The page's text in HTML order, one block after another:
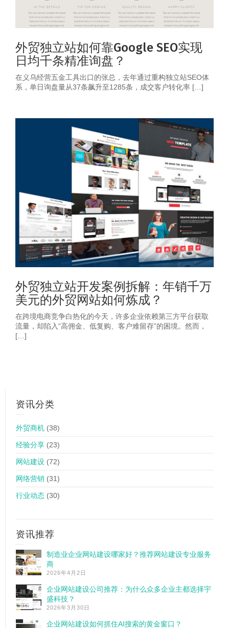
外贸独立站如何靠Google SEO实现
日均千条精准询盘？
在义乌经营五金工具出口的张总，去年通过重构独立站SEO体
系，单日询盘量从37条飙升至1285条，成交客户转化率 […]
外贸独立站开发案例拆解：年销千万
美元的外贸网站如何炼成？
在跨境电商竞争白热化的今天，许多企业依赖第三方平台获取
流量，却陷入“高佣金、低复购、客户难留存”的困境。然而，
[…]
资讯分类
外贸商机 (38)
经验分享 (23)
网站建设 (72)
网络营销 (31)
行业动态 (30)
资讯推荐
制造业企业网站建设哪家好？推荐网站建设专业服务
商
2026年4月2日
企业网站建设公司推荐：为什么众多企业主都选择宇
盛科技？
2026年3月30日
企业网站建设如何抓住AI搜索的黄金窗口？